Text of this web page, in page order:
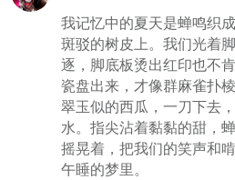
我记忆中的夏天是蝉鸣织
斑驳的树皮上。我们光着
逐，脚底板烫出红印也不
瓷盘出来，才像群麻雀扑
翠玉似的西瓜，一刀下去
水。指尖沾着黏黏的甜，
摇晃着，把我们的笑声和
午睡的梦里。